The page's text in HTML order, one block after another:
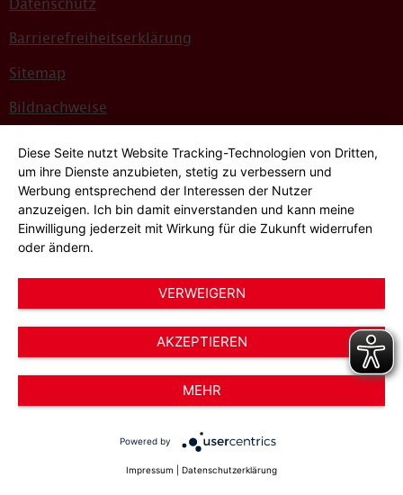
Barrierefreiheitserklärung
Sitemap
Bildnachweise
Hinweisgeber*innensystem
Cookie-Einstellungen
© 2026 AWO Düsseldorf – Arbeiterwohlfahrt e.V.
Diese Seite nutzt Website Tracking-Technologien von Dritten,
um ihre Dienste anzubieten, stetig zu verbessern und
Werbung entsprechend der Interessen der Nutzer
anzuzeigen. Ich bin damit einverstanden und kann meine
Einwilligung jederzeit mit Wirkung für die Zukunft widerrufen
oder ändern.
VERWEIGERN
AKZEPTIEREN
MEHR
Powered by
Impressum Datenschutzerklärung